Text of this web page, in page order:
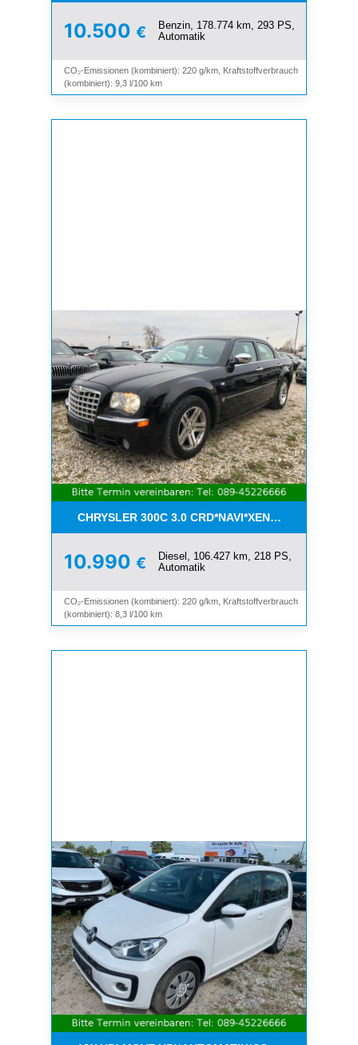
10.500 €
Benzin, 178.774 km, 293 PS,
Automatik
CO₂-Emissionen (kombiniert): 220 g/km, Kraftstoffverbrauch
(kombiniert): 9,3 l/100 km
CHRYSLER 300C 3.0
10.990 €
Diesel, 106.427 km, 218 PS,
Automatik
CO₂-Emissionen (kombiniert): 220 g/km, Kraftstoffverbrauch
(kombiniert): 8,3 l/100 km